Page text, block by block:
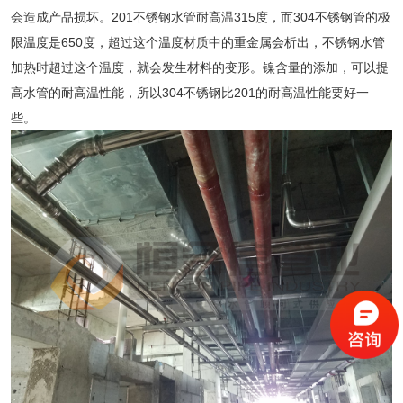
会造成产品损坏。201不锈钢水管耐高温315度，而304不锈钢管的极
限温度是650度，超过这个温度材质中的重金属会析出， 不锈钢水管
加热时超过这个温度，就会发生材料的变形。镍含量的添加，可以提
高水管的耐高温性能，所以304不锈钢比201的耐高温性能要好一
些。